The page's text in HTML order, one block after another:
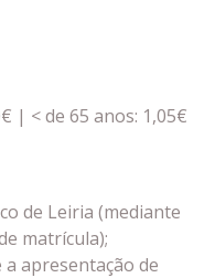
| < de 65 anos: 1,05€
de Leiria (mediante
matrícula);
apresentação de